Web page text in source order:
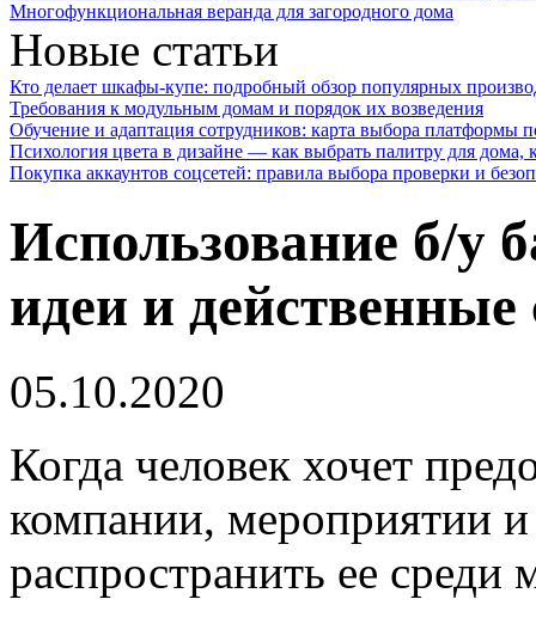
Многофункциональная веранда для загородного дома
Новые статьи
Кто делает шкафы-купе: подробный обзор популярных
Требования к модульным домам и порядок их возведения
Обучение и адаптация сотрудников: карта выбора платформы
Психология цвета в дизайне — как выбрать палитру для дома,
Покупка аккаунтов соцсетей: правила выбора проверки и
Использование б/у
идеи и
05.10.2020
Когда человек хочет
компании, мероприятии
распространить ее среди